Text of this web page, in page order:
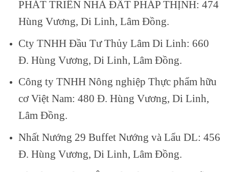
PHÁT TRIỂN NHÀ ĐẤT PHÁP THỊNH: 474
Hùng Vương, Di Linh, Lâm Đồng.
Cty TNHH Đầu Tư Thủy Lâm Di Linh: 660
Đ. Hùng Vương, Di Linh, Lâm Đồng.
Công ty TNHH Nông nghiệp Thực phẩm hữu
cơ Việt Nam: 480 Đ. Hùng Vương, Di Linh,
Lâm Đồng.
Nhất Nướng 29 Buffet Nướng và Lẩu DL: 456
Đ. Hùng Vương, Di Linh, Lâm Đồng.